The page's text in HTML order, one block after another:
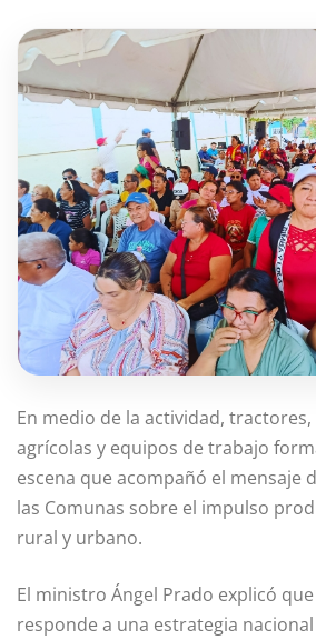
En medio de la actividad,
agrícolas y equipos de trabajo
escena que acompañó el mensaje
las Comunas sobre el impulso
rural y urbano.
El ministro Ángel Prado explicó
responde a una estrategia